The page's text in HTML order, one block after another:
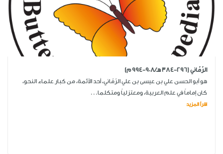
الرّمّاني (296-384 هـ/908-994 م)
هو أبو الحسن علي بن عيسى بن علي الرّمّاني، أحد الأئمة، من كبار علماء النحو،
كان إماماً في علم العربية، ومعتزلياً ومتكلما...
اقرأ المزيد